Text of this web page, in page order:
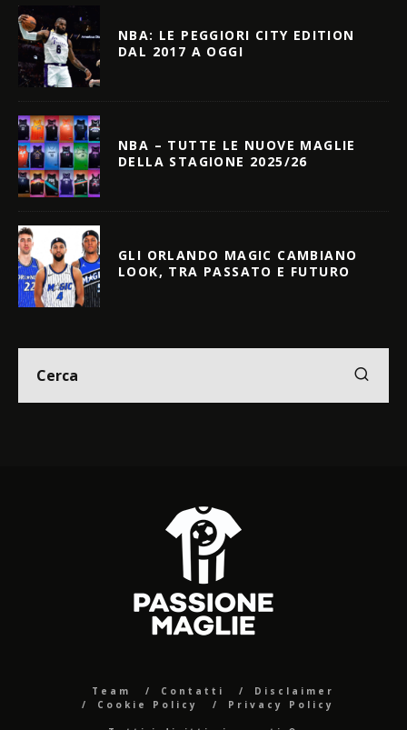
NBA: LE PEGGIORI CITY EDITION
DAL 2017 A OGGI
NBA – TUTTE LE NUOVE MAGLIE
DELLA STAGIONE 2025/26
GLI ORLANDO MAGIC CAMBIANO
LOOK, TRA PASSATO E FUTURO
Team Contatti
Disclaimer
Cookie Policy
Privacy Policy